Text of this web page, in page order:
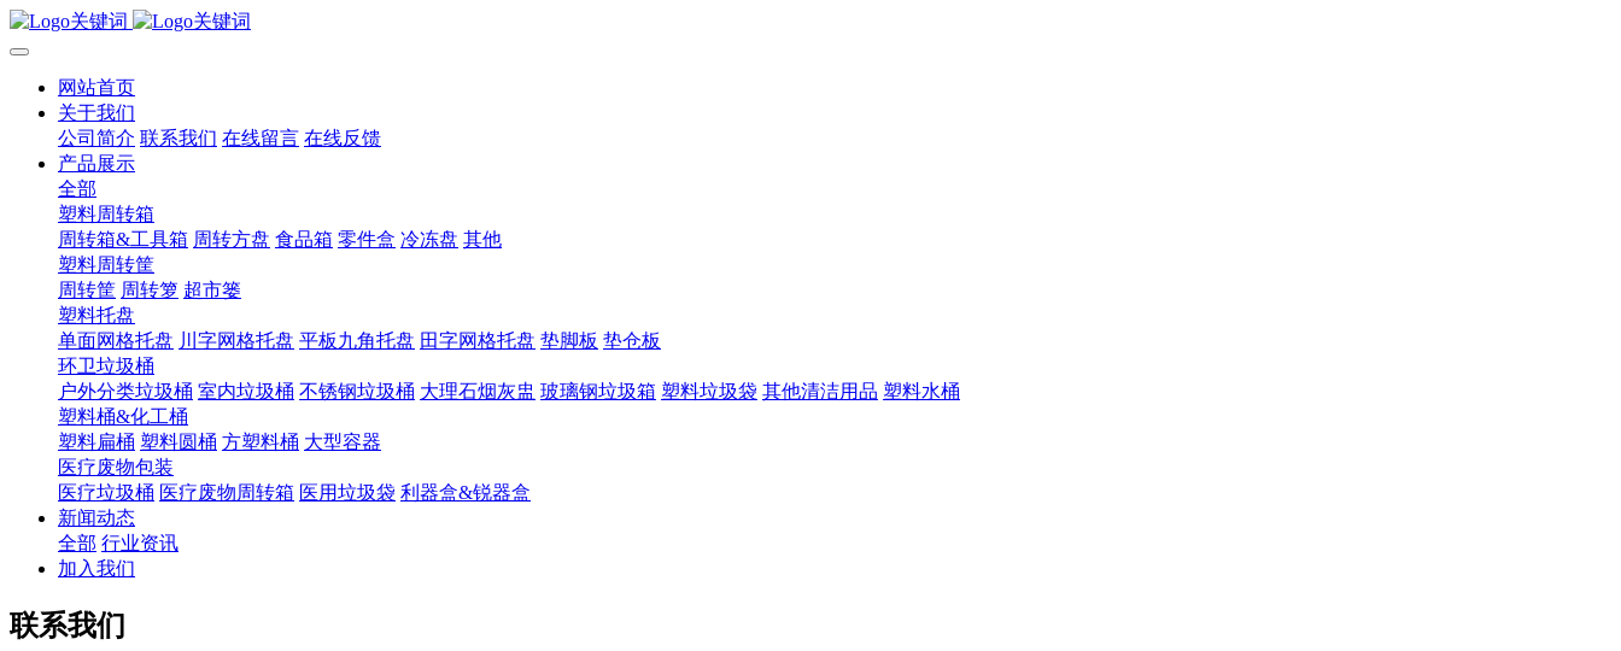
网站首页
关于我们
公司简介 联系我们 在线留言 在线反馈
产品展示
全部
塑料周转箱
周转箱&工具箱 周转方盘 食品箱 零件盒 冷冻盘 其他
塑料周转筐
周转筐 周转箩 超市篓
塑料托盘
单面网格托盘 川字网格托盘 平板九角托盘 田字网格托盘 垫脚板 垫仓板
环卫垃圾桶
户外分类垃圾桶 室内垃圾桶 不锈钢垃圾桶 大理石烟灰盅 玻璃钢垃圾箱 塑料垃圾袋 其他清洁用品 塑料水桶
塑料桶&化工桶
塑料扁桶 塑料圆桶 方塑料桶 大型容器
医疗废物包装
医疗垃圾桶 医疗废物周转箱 医用垃圾袋 利器盒&锐器盒
新闻动态
全部 行业资讯
加入我们
联系我们